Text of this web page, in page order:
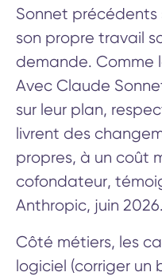
Sonnet précédents
son propre travail
demande. Comme
Avec Claude
sur leur plan,
livrent des
propres, à un coût
cofondateur,
Anthropic, juin 2026.
Côté métiers, les
logiciel (corriger un